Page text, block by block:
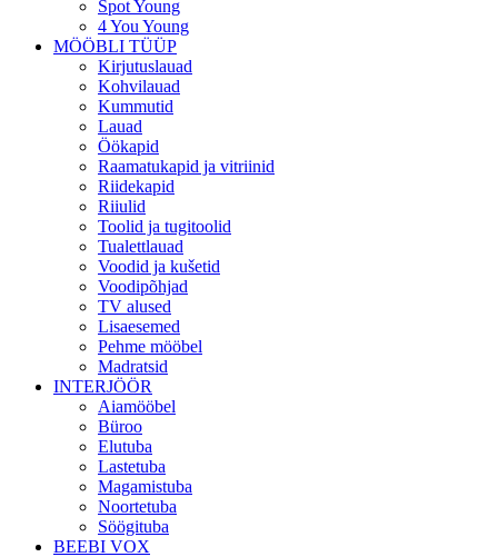
Spot Young
4 You Young
MÖÖBLI TÜÜP
Kirjutuslauad
Kohvilauad
Kummutid
Lauad
Öökapid
Raamatukapid ja vitriinid
Riidekapid
Riiulid
Toolid ja tugitoolid
Tualettlauad
Voodid ja kušetid
Voodipõhjad
TV alused
Lisaesemed
Pehme mööbel
Madratsid
INTERJÖÖR
Aiamööbel
Büroo
Elutuba
Lastetuba
Magamistuba
Noortetuba
Söögituba
BEEBI VOX